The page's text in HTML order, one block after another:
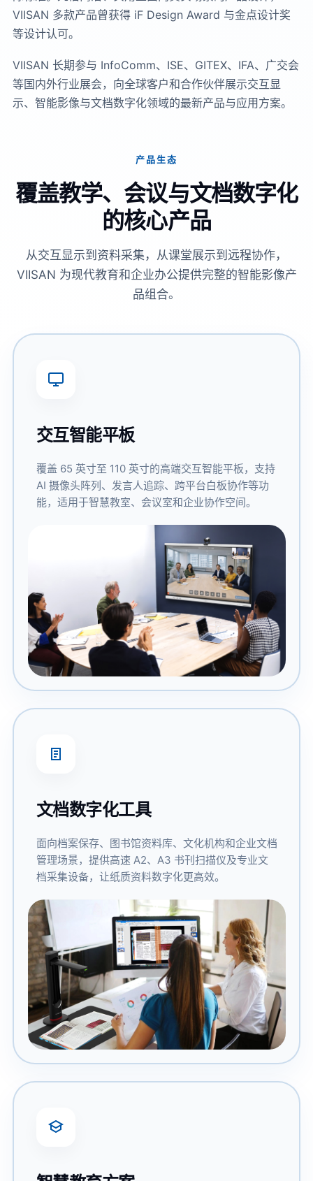
VIISAN 多款产品曾获得 iF Design Award 与金点设计奖
等设计认可。
VIISAN 长期参与 InfoComm、ISE、GITEX、IFA、广交会
等国内外行业展会，向全球客户和合作伙伴展示交互显
示、智能影像与文档数字化领域的最新产品与应用方案。
产品生态
覆盖教学、会议与文档数字化
的核心产品
从交互显示到资料采集，从课堂展示到远程协作，
VIISAN 为现代教育和企业办公提供完整的智能影像产
品组合。
交互智能平板
覆盖 65 英寸至 110 英寸的高端交互智能平板，支持
AI 摄像头阵列、发言人追踪、跨平台白板协作等功
能，适用于智慧教室、会议室和企业协作空间。
文档数字化工具
面向档案保存、图书馆资料库、文化机构和企业文档
管理场景，提供高速 A2、A3 书刊扫描仪及专业文
档采集设备，让纸质资料数字化更高效。